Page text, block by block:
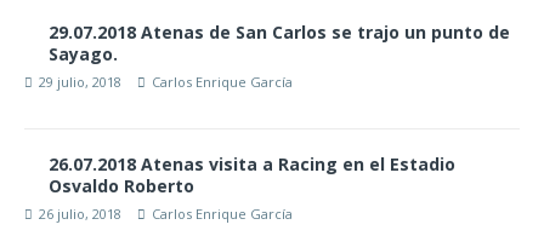
29.07.2018 Atenas de San Carlos se trajo un punto de
Sayago.
29 julio, 2018 Carlos Enrique García
26.07.2018 Atenas visita a Racing en el Estadio
Osvaldo Roberto
26 julio, 2018 Carlos Enrique García